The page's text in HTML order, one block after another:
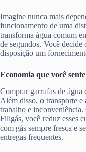
Imagine nunca mais
funcionamento de uma
transforma água comum
de segundos. Você decide
disposição um
Economia que você
Comprar garrafas de água
Além disso, o transporte e
trabalho e
Fillgás, você reduz esses
com gás sempre fresca e
entregas frequentes.